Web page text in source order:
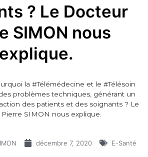
? Le Docteur
SIMON nous
explique.
la #Télémédecine et le #Télésoin
problèmes techniques, générant un
des patients et des soignants ? Le
SIMON nous explique.
décembre 7, 2020 E-Santé